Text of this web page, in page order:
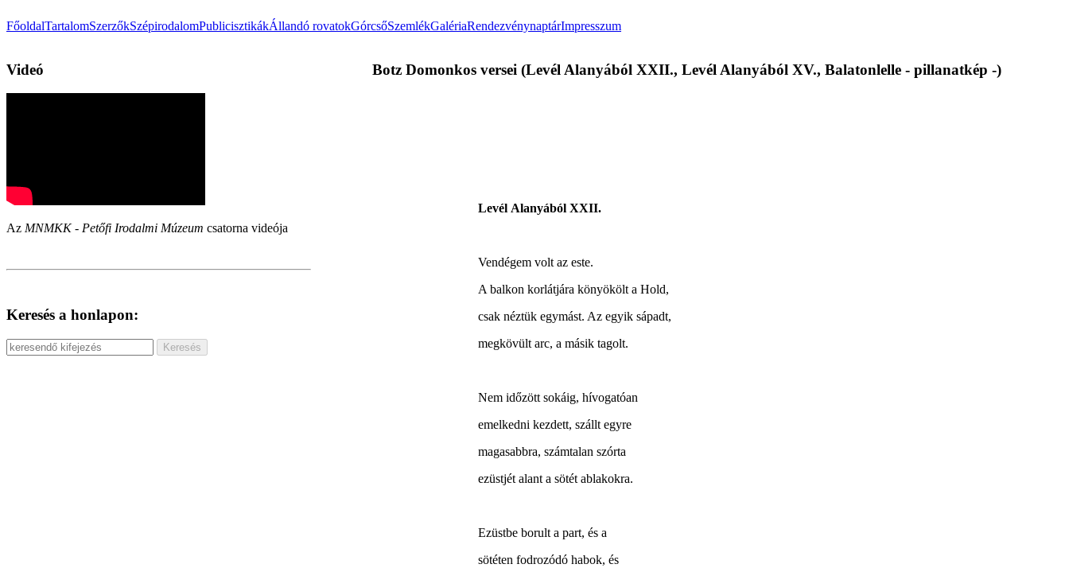
FőoldalTartalomSzerzőkSzépirodalomPublicisztikákÁllandó rovatokGórcsőSzemlékGalériaRendezvénynaptárImpresszum
Videó
Az MNMKK - Petőfi Irodalmi Múzeum csatorna videója
Keresés a honlapon:
Botz Domonkos versei (Levél Alanyából XXII., Levél Alanyából XV., Balatonlelle - pillanatkép -)
Levél Alanyából XXII.
Vendégem volt az este.
A balkon korlátjára könyökölt a Hold,
csak néztük egymást. Az egyik sápadt,
megkövült arc, a másik tagolt.
Nem időzött sokáig, hívogatóan
emelkedni kezdett, szállt egyre
magasabbra, számtalan szórta
ezüstjét alant a sötét ablakokra.
Ezüstbe borult a part, és a
sötéten fodrozódó habok, és